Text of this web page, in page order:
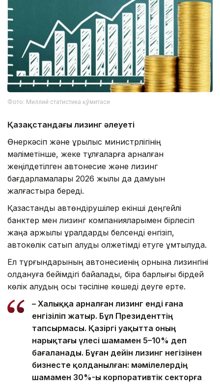
Фото: Миллий статистика қўмитаси
Қазақстандағы лизинг әлеуеті
Өнеркәсіп және құрылыс министрлігінің
мәліметінше, жеке тұлғаларға арналған
жеңілдетілген автонесие және лизинг
бағдарламалары 2026 жылы да дамуын
жалғастыра береді.
Қазақстандық автөндірушілер екінші деңгейлі
банктер мен лизинг компанияларымен бірлесіп
жаңа қаржылық құралдарды белсенді енгізіп,
автокөлік сатып алуды қолжетімді етуге ұмтылуда.
Ел тұрғындарының автонесиенің орнына лизингіні
қолдануға бейімдігі байқалады, бірақ барлығы бірдей
көлік алудың осы тәсіліне көшеді деуге ерте.
– Халыққа арналған лизинг енді ғана
енгізіліп жатыр. Бұл Президенттің
тапсырмасы. Қазіргі уақытта оның
нарықтағы үлесі шамамен 5–10% деп
бағаланады. Бұған дейін лизинг негізінен
бизнесте қолданылған: мәмілелердің
шамамен 30%-ы корпоративтік секторға